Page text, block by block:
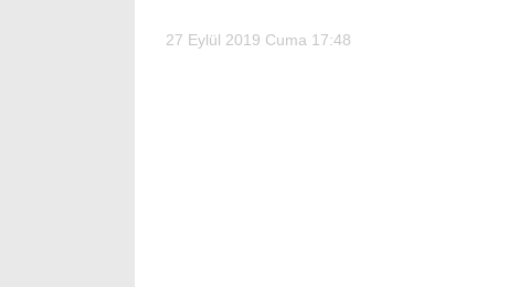
27 Eylül 2019 Cuma 17:48